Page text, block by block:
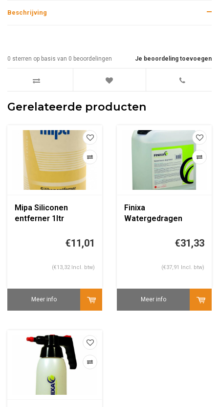
Beschrijving
Je beoordeling toevoegen
0 sterren op basis van 0 beoordelingen
Gerelateerde producten
Mipa Siliconen
entferner 1ltr
€11,01
(€13,32 Incl. btw)
Meer info
Finixa
Watergedragen
€31,33
(€37,91 Incl. btw)
Meer info